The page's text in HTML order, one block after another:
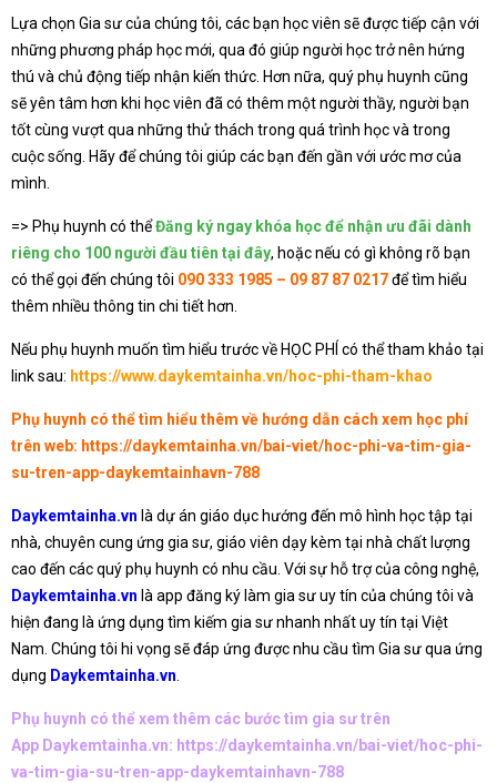
Lựa chọn Gia sư của chúng tôi, các bạn học viên sẽ được tiếp cận với
những phương pháp học mới, qua đó giúp người học trở nên hứng
thú và chủ động tiếp nhận kiến thức. Hơn nữa, quý phụ huynh cũng
sẽ yên tâm hơn khi học viên đã có thêm một người thầy, người bạn
tốt cùng vượt qua những thử thách trong quá trình học và trong
cuộc sống. Hãy để chúng tôi giúp các bạn đến gần với ước mơ của
mình.
=> Phụ huynh có thểĐăng ký ngay khóa học để nhận ưu đãi dành
riêng cho 100 người đầu tiên tại đây, hoặc nếu có gì không rõ bạn
có thể gọi đến chúng tôi 090 333 1985 – 09 87 87 0217để tìm hiểu
thêm nhiều thông tin chi tiết hơn.
Nếu phụ huynh muốn tìm hiểu trước về HỌC PHÍ có thể tham khảo tại
link sau: https://www.daykemtainha.vn/hoc-phi-tham-khao
Phụ huynh có thể tìm hiểu thêm về hướng dẫn cách xem học phí
trên web: https://daykemtainha.vn/bai-viet/hoc-phi-va-tim-gia-
su-tren-app-daykemtainhavn-788
Daykemtainha.vn là dự án giáo dục hướng đến mô hình học tập tại
nhà, chuyên cung ứng gia sư, giáo viên dạy kèm tại nhà chất lượng
cao đến các quý phụ huynh có nhu cầu. Với sự hỗ trợ của công nghệ,
Daykemtainha.vn là app đăng ký làm gia sư uy tín của chúng tôi và
hiện đang là ứng dụng tìm kiếm gia sư nhanh nhất uy tín tại Việt
Nam. Chúng tôi hi vọng sẽ đáp ứng được nhu cầu tìm Gia sư qua ứng
dụng Daykemtainha.vn.
Phụ huynh có thể xem thêm các bước tìm gia sư trên
App Daykemtainha.vn: https://daykemtainha.vn/bai-viet/hoc-phi-
va-tim-gia-su-tren-app-daykemtainhavn-788